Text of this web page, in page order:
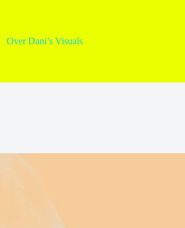
Over Dani’s Visuals